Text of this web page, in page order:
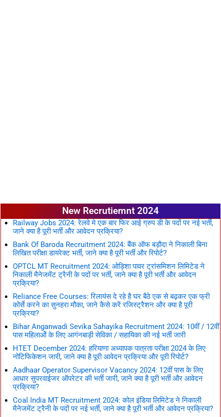
New Recrutiemnt 2024
Railway Jobs 2024: रेलवे मे एक बार फिर आई ग्रुप डी के पदों पर नई भर्ती,
जाने क्या है पूरी भर्ती और आवेदन प्रक्रिया?
Bank Of Baroda Recruitment 2024: बैंक ऑफ बड़ौदा ने निकाली बिना
लिखित परीक्षा डायरेक्ट भर्ती, जाने क्या है पूरी भर्ती और रिपोर्ट?
OPTCL MT Recruitment 2024: ओड़िशा पावर ट्रांसमिशन लिमिटेड ने
निकाली मैनेजमेंट ट्रैनी के पदों पर भर्ती, जाने क्या है पूरी भर्ती और आवेदन
प्रक्रिया?
Reliance Free Courses: रिलायंस दे रहे है घर बैठे एक से बढ़कर एक फ्री
कोर्से करने का सुनहरा मौका, जाने कैसे करें रजिस्ट्रैशन और क्या है पूरी
प्रक्रिया?
Bihar Anganwadi Sevika Sahayika Recruitment 2024: 10वीं / 12वीं
पास महिलाओें के लिए आगंनबाड़ी सेविका / सहायिका की नई भर्ती जारी
HTET December 2024: हरियाणा अध्यापक पात्रता परीक्षा 2024 के लिए
नोटिफिकेशन जारी, जाने क्या है पूरी आवेदन प्रक्रिया और पूरी रिपोर्ट?
Aadhaar Operator Supervisor Vacancy 2024: 12वीं पास के लिए
आधार सुपरवाईजर ऑपरेटर की भर्ती जारी, जाने क्या है पूरी भर्ती और आवेदन
प्रक्रिया?
Coal India MT Recruitment 2024: कोल इंडिया लिमिटेड ने निकाली
मैनेजमेंट ट्रैनी के पदों पर नई भर्ती, जाने क्या है पूरी भर्ती और आवेदन प्रक्रिया?